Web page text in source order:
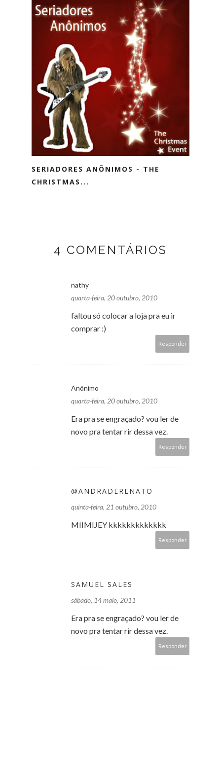
SERIADORES ANÔNIMOS - THE
CHRISTMAS...
4 COMENTÁRIOS
nathy
quarta-feira, 20 outubro, 2010
faltou só colocar a loja pra eu ir
comprar :)
Responder
Anônimo
quarta-feira, 20 outubro, 2010
Era pra se engraçado? vou ler de
novo pra tentar rir dessa vez.
Responder
@ANDRADERENATO
quinta-feira, 21 outubro, 2010
MIIMIJEY kkkkkkkkkkkkk
Responder
SAMUEL SALES
sábado, 14 maio, 2011
Era pra se engraçado? vou ler de
novo pra tentar rir dessa vez.
Responder